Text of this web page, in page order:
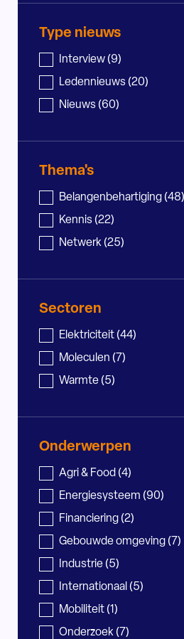
Type nieuws
Nieuws - type
Interview (9)
Ledennieuws (20)
Nieuws (60)
Thema's
Nieuws - thema
Belangenbehartiging (48)
Kennis (22)
Netwerk (25)
Sectoren
Nieuws - sector
Elektriciteit (44)
Moleculen (7)
Warmte (5)
Onderwerpen
Nieuws - onderwerp
Agri & Food (4)
Energiesysteem (90)
Financiering (2)
Gebouwde omgeving (7)
Industrie (5)
Internationaal (5)
Mobiliteit (1)
Onderzoek (7)